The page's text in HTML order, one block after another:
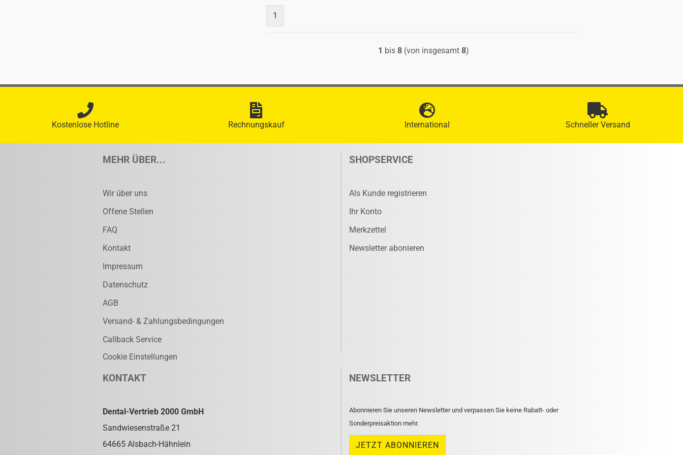
1
1 bis8 (von insgesamt8)
Kostenlose Hotline Rechnungskauf International Schneller Versand
MEHR ÜBER...
Wir über uns
Offene Stellen
FAQ
Kontakt
Impressum
Datenschutz
AGB
Versand- & Zahlungsbedingungen
Callback Service
Cookie Einstellungen
SHOPSERVICE
Als Kunde registrieren
Ihr Konto
Merkzettel
Newsletter abonieren
KONTAKT
Dental-Vertrieb 2000 GmbH
Sandwiesenstraße 21
64665 Alsbach-Hähnlein
NEWSLETTER
Abonnieren Sie unseren Newsletter und verpassen Sie keine Rabatt- oder
Sonderpreisaktion mehr.